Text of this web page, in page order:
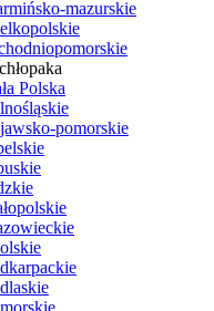
mazurskie
Polska
pomorskie